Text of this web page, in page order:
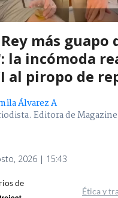
más guapo
la incómoda
al piropo de
Álvarez A
Editora de Magazine
2026 | 15:43
de
Ética y